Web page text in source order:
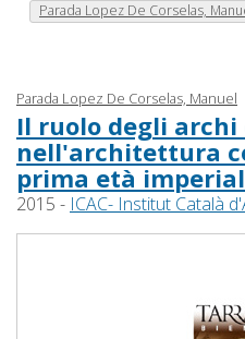
Parada Lopez De Corselas,
Parada Lopez De Corselas, Manuel
Il ruolo degli
nell'architettura
prima età
2015 - ICAC- Institut Català